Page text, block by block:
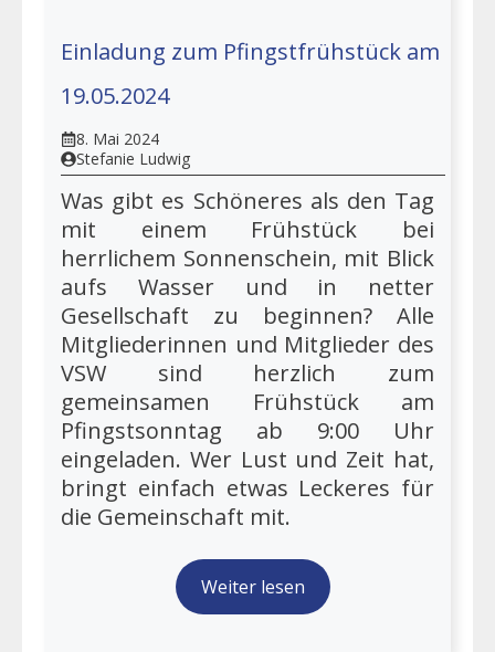
Einladung zum Pfingstfrühstück am
19.05.2024
8. Mai 2024
Stefanie Ludwig
Was gibt es Schöneres als den Tag
mit einem Frühstück bei
herrlichem Sonnenschein, mit Blick
aufs Wasser und in netter
Gesellschaft zu beginnen? Alle
Mitgliederinnen und Mitglieder des
VSW sind herzlich zum
gemeinsamen Frühstück am
Pfingstsonntag ab 9:00 Uhr
eingeladen. Wer Lust und Zeit hat,
bringt einfach etwas Leckeres für
die Gemeinschaft mit.
Weiter lesen